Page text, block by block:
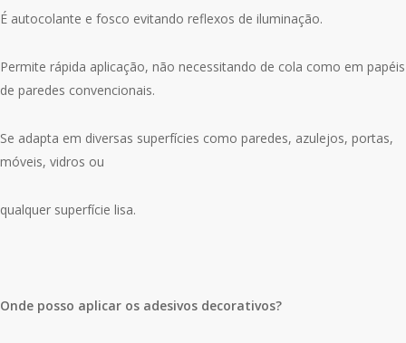
É autocolante e fosco evitando reflexos de iluminação.
Permite rápida aplicação, não necessitando de cola como em papéis
de paredes convencionais.
Se adapta em diversas superfícies como paredes, azulejos, portas,
móveis, vidros ou
qualquer superfície lisa.
Onde posso aplicar os adesivos decorativos?